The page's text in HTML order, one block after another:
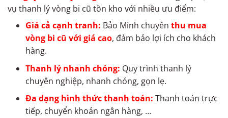
vụ thanh lý vòng bi cũ tồn kho với nhiều ưu điểm:
Giá cả cạnh tranh: Bảo Minh chuyên thu mua
vòng bi cũ với giá cao, đảm bảo lợi ích cho khách
hàng.
Thanh lý nhanh chóng: Quy trình thanh lý
chuyên nghiệp, nhanh chóng, gọn lẹ.
Đa dạng hình thức thanh toán: Thanh toán trực
tiếp, chuyển khoản ngân hàng, …